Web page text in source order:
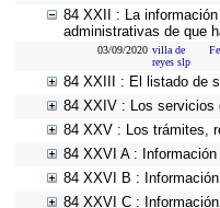
84 XXII : La
administrativas de que
03/09/2020 villa de
reyes slp
84 XXIII : El listado de
84 XXIV : Los servicios
84 XXV : Los trámites,
84 XXVI A :
84 XXVI B :
84 XXVI C :